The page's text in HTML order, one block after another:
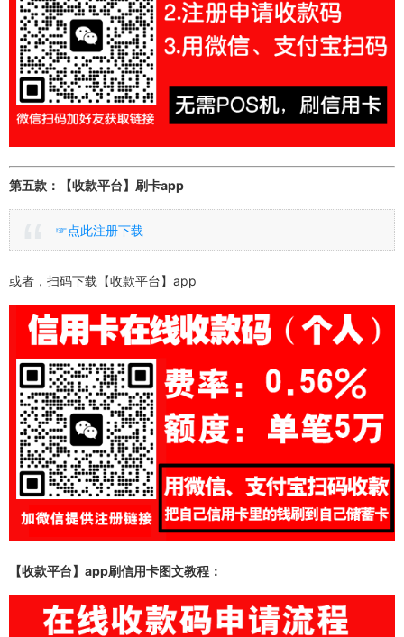
第五款：【收款平台】刷卡app
☞点此注册下载
或者，扫码下载【收款平台】app
【收款平台】app刷信用卡图文教程：